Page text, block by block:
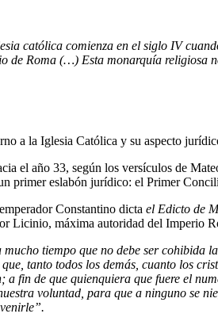
católica comienza en el siglo IV
de Roma (…) Esta monarquía religiosa
a la Iglesia Católica y su aspecto
el año 33, según los versículos de
primer eslabón jurídico: el Primer
Constantino dicta el Edicto de
Licinio, máxima autoridad del Imperio
tiempo que no debe ser cohibida
tanto todos los demás, cuanto los
a fin de que quienquiera que fuere el
voluntad, para que a ninguno se